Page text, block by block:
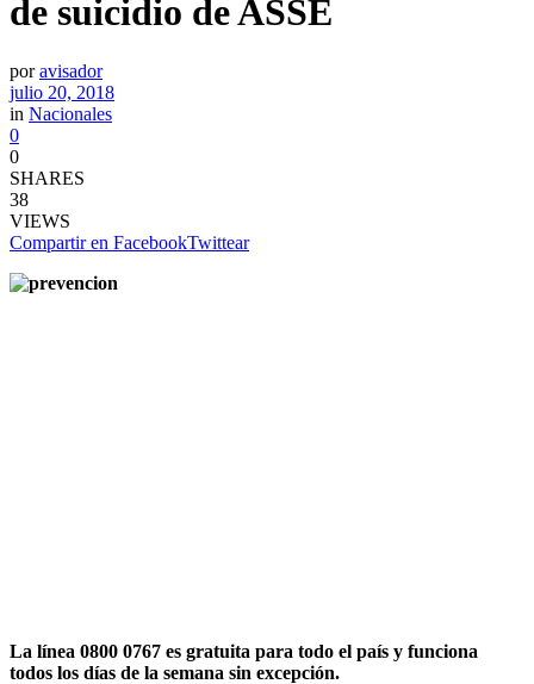
de suicidio de ASSE
por avisador
julio 20, 2018
in Nacionales
0
0
SHARES
38
VIEWS
Compartir en FacebookTwittear
La línea 0800 0767 es gratuita para todo el país y funciona
todos los días de la semana sin excepción.